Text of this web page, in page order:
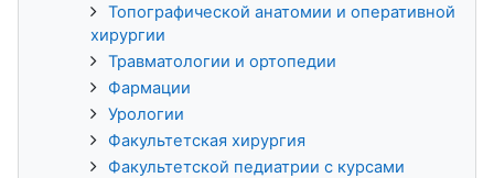
Топографической анатомии и оперативной
хирургии
Травматологии и ортопедии
Фармации
Урологии
Факультетская хирургия
Факультетской педиатрии с курсами